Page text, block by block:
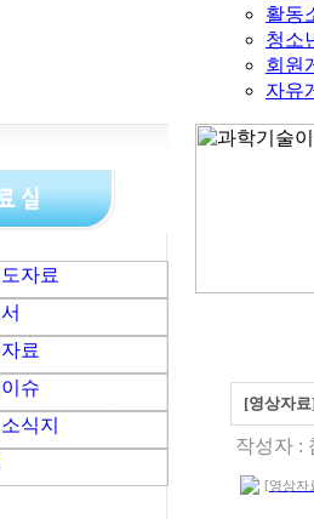
활동
청소
회원
자유
[영상자
작성자 :
[영상자